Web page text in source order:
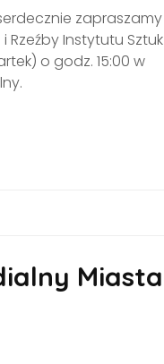
zapraszamy
Instytutu Sztuk
o godz. 15:00 w
Miasta